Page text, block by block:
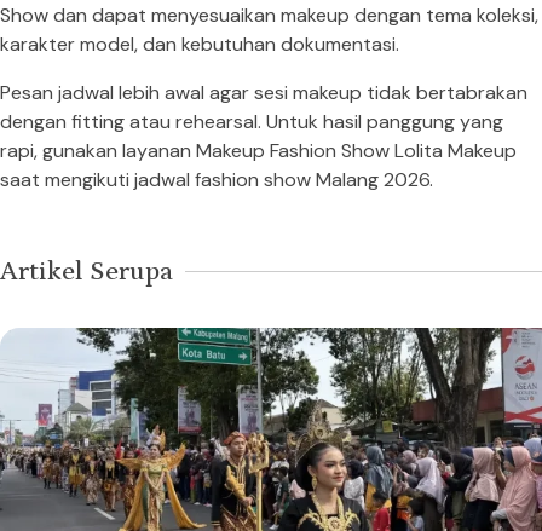
Show dan dapat menyesuaikan makeup dengan tema koleksi,
karakter model, dan kebutuhan dokumentasi.
Pesan jadwal lebih awal agar sesi makeup tidak bertabrakan
dengan fitting atau rehearsal. Untuk hasil panggung yang
rapi, gunakan layanan Makeup Fashion Show Lolita Makeup
saat mengikuti jadwal fashion show Malang 2026.
Artikel Serupa